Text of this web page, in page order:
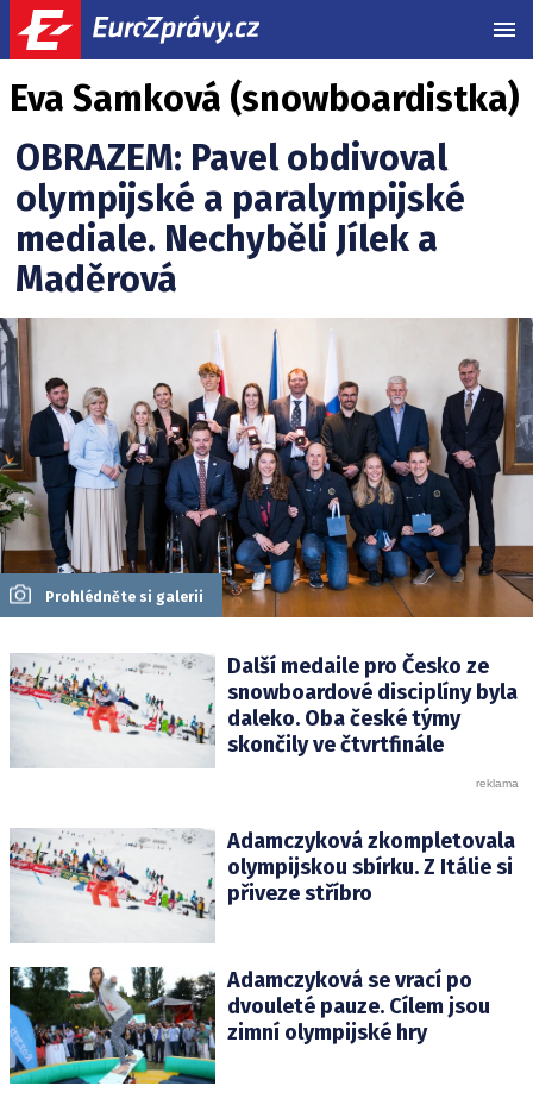
Eva Samková (snowboardistka)
OBRAZEM: Pavel obdivoval
olympijské a paralympijské
mediale. Nechyběli Jílek a
Maděrová
Prohlédněte si galerii
Další medaile pro Česko ze
snowboardové disciplíny byla
daleko. Oba české týmy
skončily ve čtvrtfinále
Adamczyková zkompletovala
olympijskou sbírku. Z Itálie si
přiveze stříbro
Adamczyková se vrací po
dvouleté pauze. Cílem jsou
zimní olympijské hry